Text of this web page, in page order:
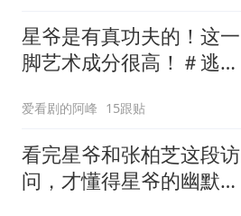
星爷是有真功夫的！这一
脚艺术成分很高！＃逃学
爱看剧的阿峰 15跟贴
看完星爷和张柏芝这段访
问，才懂得星爷的幽默真